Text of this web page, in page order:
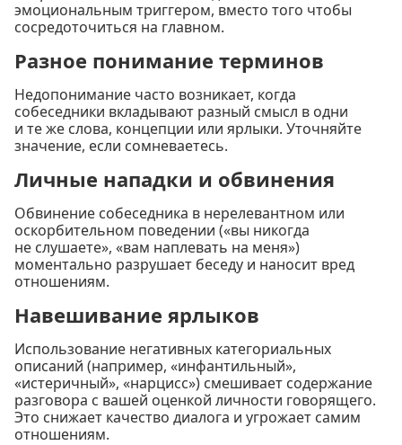
эмоциональным триггером, вместо того чтобы
сосредоточиться на главном.
Разное понимание терминов
Недопонимание часто возникает, когда
собеседники вкладывают разный смысл в одни
и те же слова, концепции или ярлыки. Уточняйте
значение, если сомневаетесь.
Личные нападки и обвинения
Обвинение собеседника в нерелевантном или
оскорбительном поведении («вы никогда
не слушаете», «вам наплевать на меня»)
моментально разрушает беседу и наносит вред
отношениям.
Навешивание ярлыков
Использование негативных категориальных
описаний (например, «инфантильный»,
«истеричный», «нарцисс») смешивает содержание
разговора с вашей оценкой личности говорящего.
Это снижает качество диалога и угрожает самим
отношениям.